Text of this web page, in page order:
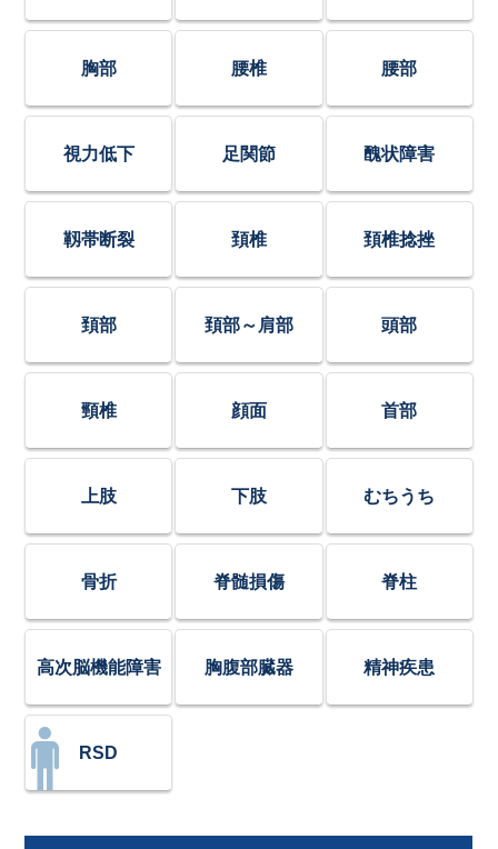
胸部 腰椎 腰部
視力低下 足関節 醜状障害
靱帯断裂 頚椎 頚椎捻挫
頚部 頚部～肩部 頭部
頸椎 顔面 首部
上肢 下肢 むちうち
骨折 脊髄損傷 脊柱
高次脳機能障害 胸腹部臓器 精神疾患
RSD